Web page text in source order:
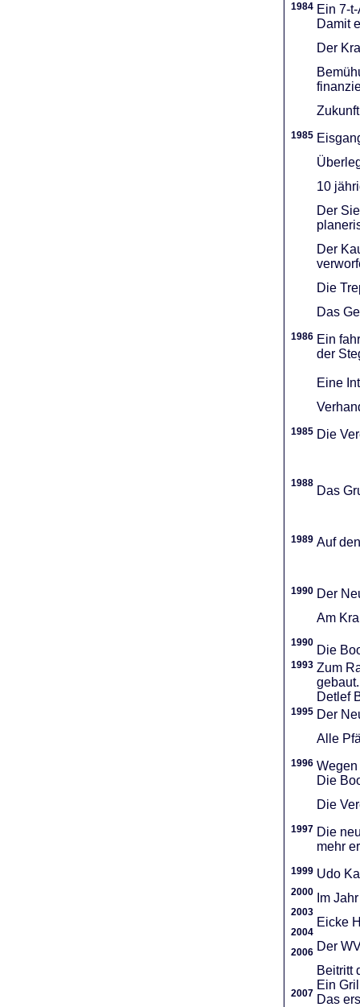
1984 Ein 7-
Damit
Der
1985
10
Der
Der
Die
Das
1986 Ein
der
Eine
1985 Die
1988
Das
1989 Auf
1990 Der
Am
1990
Die
1993 Zum
gebaut.
Detlef
1995 Der
Alle
1996
Die
Die
1997 Die
mehr
1999
2000
2003
2004
2006
2007
Udo
Im
Eicke
Der
Beitritt
Ein
Das